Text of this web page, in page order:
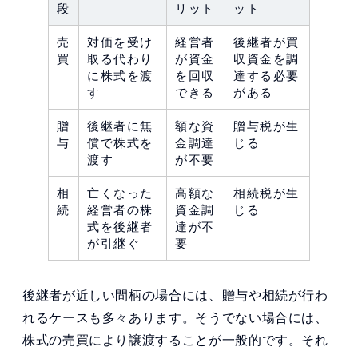
段
リット
ット
売
買
対価を受け
取る代わり
に株式を渡
す
経営者
が資金
を回収
できる
後継者が買
収資金を調
達する必要
がある
贈
与
後継者に無
償で株式を
渡す
額な資
金調達
が不要
贈与税が生
じる
相
続
亡くなった
経営者の株
式を後継者
が引継ぐ
高額な
資金調
達が不
要
相続税が生
じる
後継者が近しい間柄の場合には、贈与や相続が行わ
れるケースも多々あります。そうでない場合には、
株式の売買により譲渡することが一般的です。それ